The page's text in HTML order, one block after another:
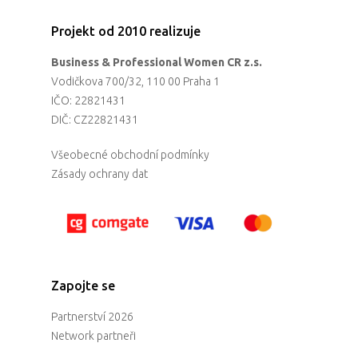
Projekt od 2010 realizuje
Business & Professional Women CR z.s.
Vodičkova 700/32, 110 00 Praha 1
IČO: 22821431
DIČ: CZ22821431
Všeobecné obchodní podmínky
Zásady ochrany dat
Zapojte se
Partnerství 2026
Network partneři